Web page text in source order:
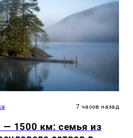
7 часов назад
— 1500 км: семья из